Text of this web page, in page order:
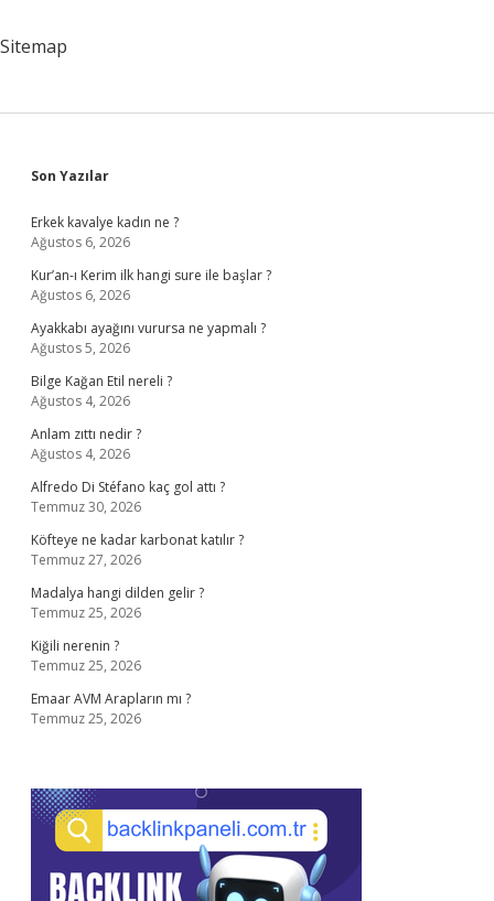
Sitemap
Sidebar
Son Yazılar
Erkek kavalye kadın ne ?
Ağustos 6, 2026
Kur’an-ı Kerim ilk hangi sure ile başlar ?
Ağustos 6, 2026
Ayakkabı ayağını vurursa ne yapmalı ?
Ağustos 5, 2026
Bilge Kağan Etil nereli ?
Ağustos 4, 2026
Anlam zıttı nedir ?
Ağustos 4, 2026
Alfredo Di Stéfano kaç gol attı ?
Temmuz 30, 2026
Köfteye ne kadar karbonat katılır ?
Temmuz 27, 2026
Madalya hangi dilden gelir ?
Temmuz 25, 2026
Kiğili nerenin ?
Temmuz 25, 2026
Emaar AVM Arapların mı ?
Temmuz 25, 2026